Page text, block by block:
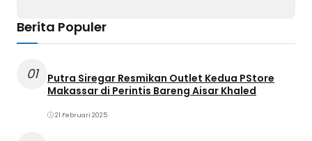
Berita Populer
01
Putra Siregar Resmikan Outlet Kedua PStore
Makassar di Perintis Bareng Aisar Khaled
21 Februari 2025